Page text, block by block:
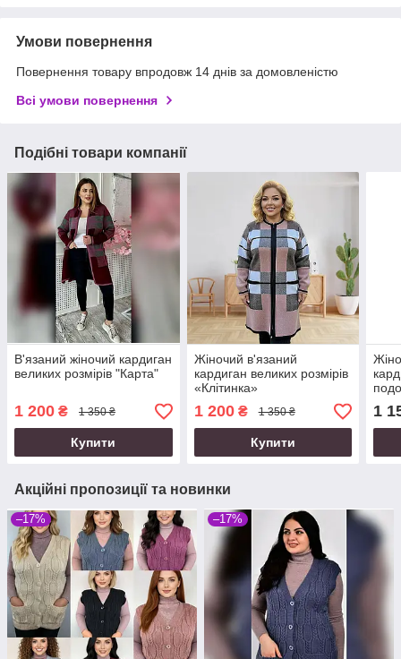
Умови повернення
Повернення товару впродовж 14 днів за домовленістю
Всі умови повернення
Подібні товари компанії
В'язаний жіночий кардиган
великих розмірів "Карта"
1 200 ₴ 1 350 ₴
Купити
Жіночий в'язаний
кардиган великих розмірів
«Клітинка»
1 200₴ 1 350 ₴
Купити
1
Акційні пропозиції та новинки
–17% –17%